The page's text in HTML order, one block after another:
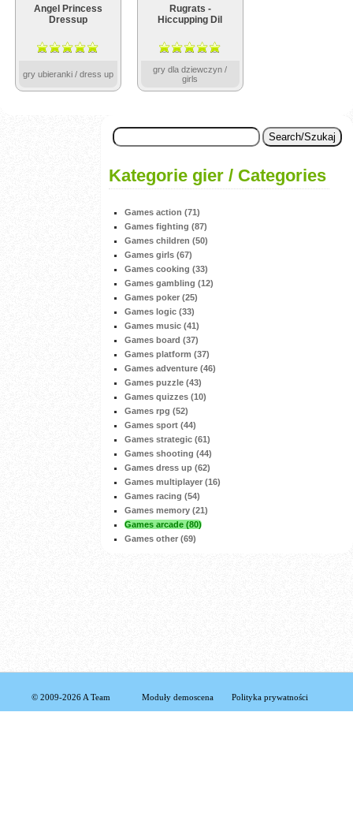
Angel Princess
Dressup
gry ubieranki / dress up
Rugrats -
Hiccupping Dil
gry dla dziewczyn /
girls
Kategorie gier / Categories
Games action (71)
Games fighting (87)
Games children (50)
Games girls (67)
Games cooking (33)
Games gambling (12)
Games poker (25)
Games logic (33)
Games music (41)
Games board (37)
Games platform (37)
Games adventure (46)
Games puzzle (43)
Games quizzes (10)
Games rpg (52)
Games sport (44)
Games strategic (61)
Games shooting (44)
Games dress up (62)
Games multiplayer (16)
Games racing (54)
Games memory (21)
Games arcade (80)
Games other (69)
© 2009-2026 A Team Moduły demoscena Polityka prywatności